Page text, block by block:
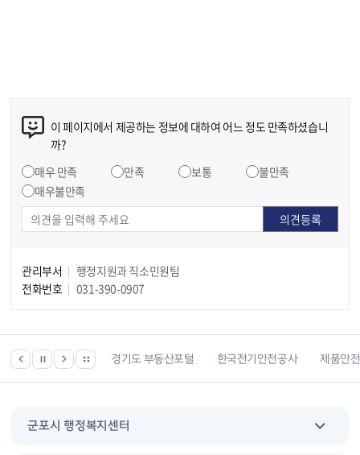
이 페이지에서 제공하는 정보에 대하여 어느 정도 만족하셨습니
까?
매우 만족
만족 보통
불만족
매우불만족
관리부서
행정지원과 직소민원팀
전화번호
031-390-0907
한국가스안전공사 경기도 부동산포털 한국전기안전공사 제품안
군포시 행정복지센터